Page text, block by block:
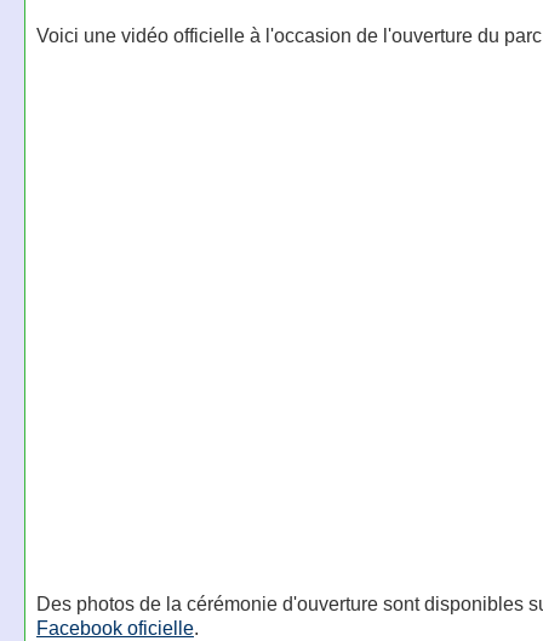
Voici une vidéo officielle à l'occasion de l'ouverture du
Des photos de la cérémonie d'ouverture sont disponibles
Facebook oficielle.